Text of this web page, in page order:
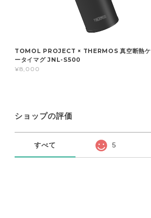
TOMOL PROJECT × THERMOS 真空断熱ケ
ータイマグ JNL-S500
¥8,000
ショップの評価
すべて 5